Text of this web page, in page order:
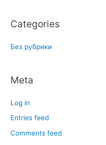
Categories
Без рубрики
Meta
Log in
Entries feed
Comments feed